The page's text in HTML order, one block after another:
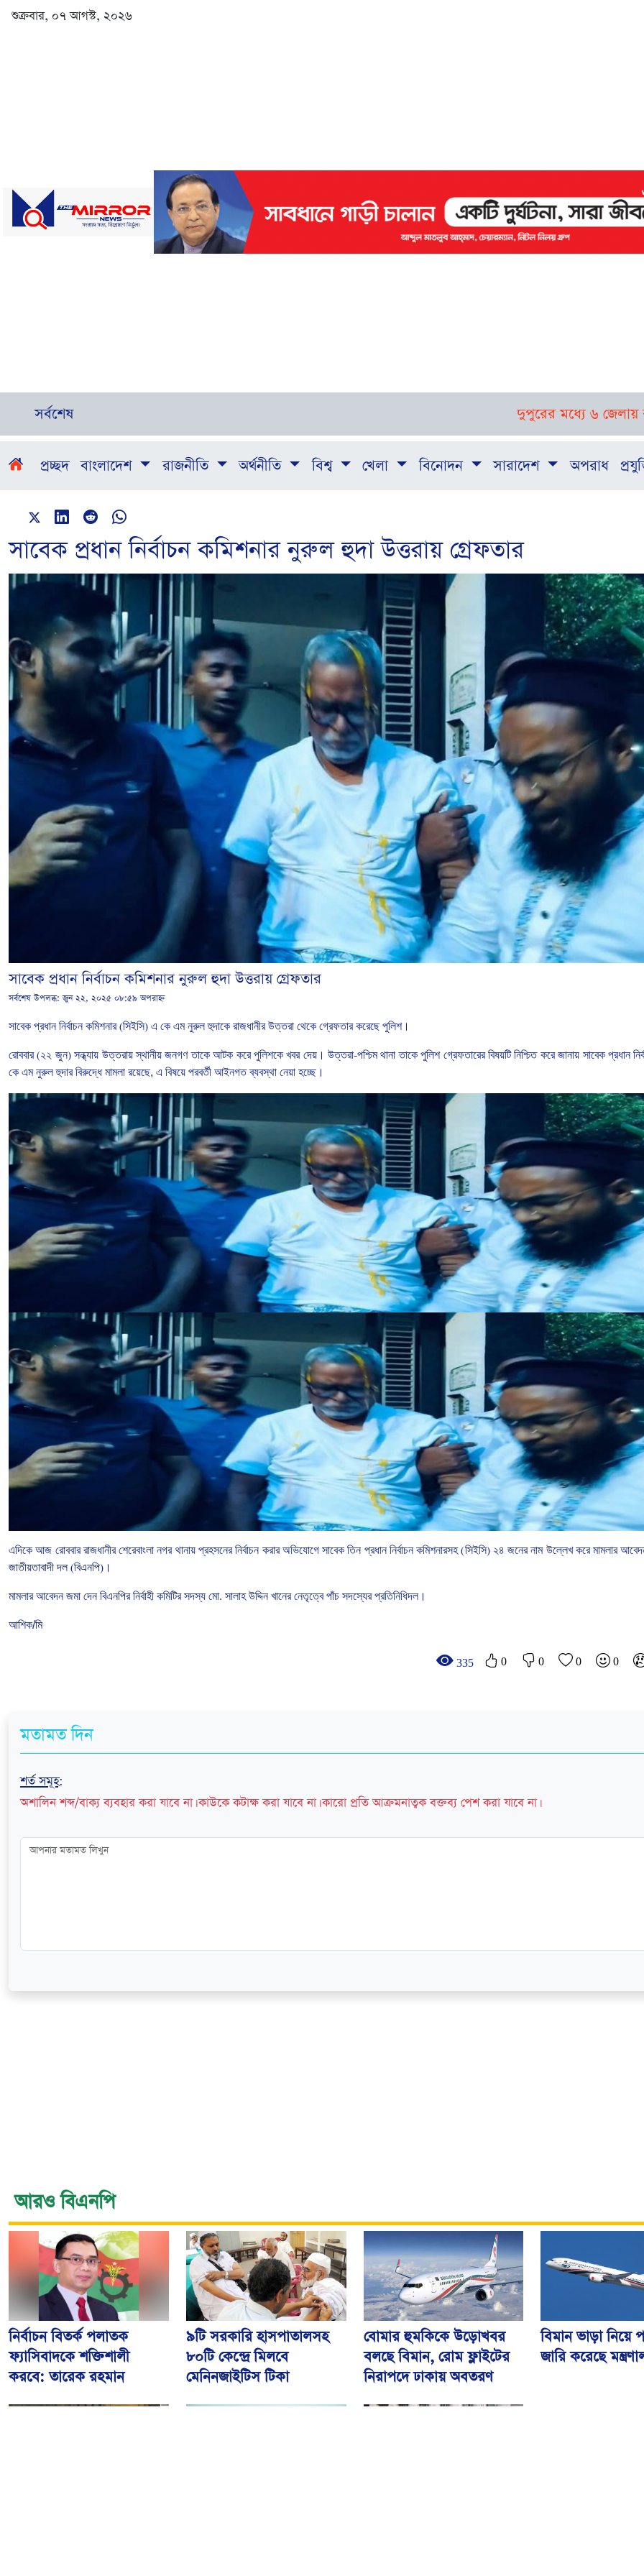
শুক্রবার, ০৭ আগস্ট, ২০২৬
সর্বশেষ দুপুরের মধ্যে ৬ জেলায় ঝড়-
প্রচ্ছদ বাংলাদেশ রাজনীতি অর্থনীতি বিশ্ব খেলা বিনোদন সারাদেশ অপরাধ
সাবেক প্রধান নির্বাচন কমিশনার নুরুল হুদা উত্তরায় গ্রেফতার
সাবেক প্রধান নির্বাচন কমিশনার নুরুল হুদা উত্তরায় গ্রেফতার
সর্বশেষ উপলব্ধ:জুন ২২, ২০২৫ ০৮:৫৯ অপরাহ্ন
সাবেক প্রধান নির্বাচন কমিশনার(সিইসি) এ কে এম নুরুল হুদাকে রাজধানীর উত্তরা থেকে গ্রেফতার করেছে পুলিশ।
রোববার(২২ জুন)সন্ধ্যায় উত্তরায় স্থানীয় জনগণ তাকে আটক করে পুলিশকে খবর দেয়। উত্তরা-পশ্চিম থানা তাকে পুলিশ গ্রেফতারের বিষয়টি নিশ্চিত করে জানায় সাবেক প্রধান
কে এম নুরুল হুদার বিরুদ্ধে মামলা রয়েছে, এ বিষয়ে পরবর্তী আইনগত ব্যবস্থা নেয়া হচ্ছে।
এদিকে আজ রোববার রাজধানীর শেরেবাংলা নগর থানায় প্রহসনের নির্বাচন করার অভিযোগে সাবেক তিন প্রধান নির্বাচন কমিশনারসহ(সিইসি) ২৪ জনের নাম উল্লেখ করে মামলার
জাতীয়তাবাদী দল(বিএনপি) ।
মামলার আবেদন জমা দেন বিএনপির নির্বাহী কমিটির সদস্য মো. সালাহ উদ্দিন খানের নেতৃত্বে পাঁচ সদস্যের প্রতিনিধিদল।
আশিক/মি
335 0 0 0 0
মতামত দিন
শর্ত সমূহ:
অশালিন শব্দ/বাক্য ব্যবহার করা যাবে না। কাউকে কটাক্ষ করা যাবে না। কারো প্রতি আক্রমনাত্বক বক্তব্য পেশ করা যাবে না।
আরও বিএনপি
নির্বাচন বিতর্ক পলাতক
ফ্যাসিবাদকে শক্তিশালী
করবে: তারেক রহমান
৯টি সরকারি হাসপাতালসহ
৮০টি কেন্দ্রে মিলবে
মেনিনজাইটিস টিকা
বোমার হুমকিকে উড়োখবর
বলছে বিমান, রোম ফ্লাইটের
নিরাপদে ঢাকায় অবতরণ
বিমান ভাড়া নিয়ে
জারি করেছে